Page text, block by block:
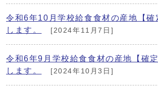
令和6年10月学校給食食材の産地【確
します。
[2024年11月7日]
令和6年9月学校給食食材の産地【確
します。
[2024年10月3日]